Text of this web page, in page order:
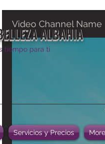
ALBAHIA
tiempo para ti
Servicios y Precios More
Video Channel Name